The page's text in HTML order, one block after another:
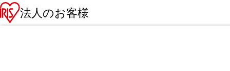
法人のお客様